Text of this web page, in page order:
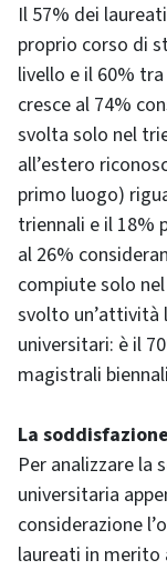
Il 57% dei
proprio corso di
livello e il 60%
cresce al 74%
svolta solo nel
all’estero
primo luogo)
triennali e il 18%
al 26%
compiute solo
svolto
universitari: è il
magistrali
La
Per analizzare la
universitaria
considerazione
laureati in merito